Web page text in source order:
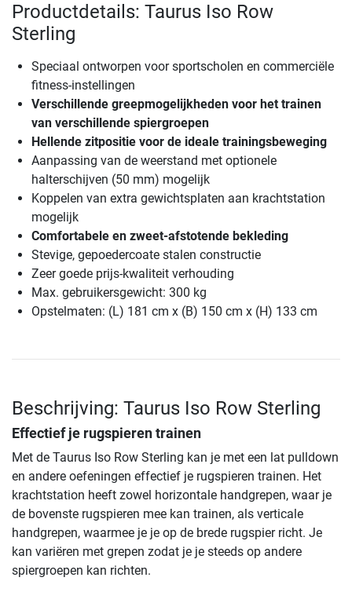
Productdetails: Taurus Iso Row
Sterling
Speciaal ontworpen voor sportscholen en commerciële
fitness-instellingen
Verschillende greepmogelijkheden voor het trainen
van verschillende spiergroepen
Hellende zitpositie voor de ideale trainingsbeweging
Aanpassing van de weerstand met optionele
halterschijven (50 mm) mogelijk
Koppelen van extra gewichtsplaten aan krachtstation
mogelijk
Comfortabele en zweet-afstotende bekleding
Stevige, gepoedercoate stalen constructie
Zeer goede prijs-kwaliteit verhouding
Max. gebruikersgewicht: 300 kg
Opstelmaten: (L) 181 cm x (B) 150 cm x (H) 133 cm
Beschrijving: Taurus Iso Row Sterling
Effectief je rugspieren trainen
Met de Taurus Iso Row Sterling kan je met een lat pulldown
en andere oefeningen effectief je rugspieren trainen. Het
krachtstation heeft zowel horizontale handgrepen, waar je
de bovenste rugspieren mee kan trainen, als verticale
handgrepen, waarmee je je op de brede rugspier richt. Je
kan variëren met grepen zodat je je steeds op andere
spiergroepen kan richten.